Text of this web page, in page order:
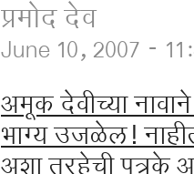
प्रमोद देव
June 10, 2007 -
अमूक देवीच्या
भाग्य उजळेल!